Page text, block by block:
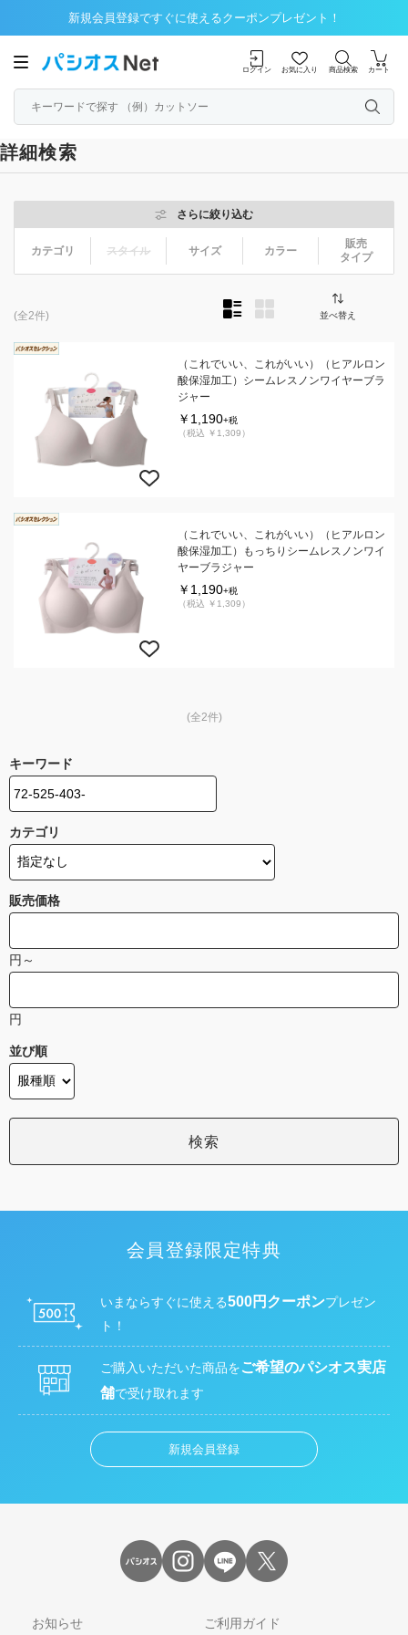
新規会員登録ですぐに使えるクーポンプレゼント！
ログイン お気に入り 商品検索 カート
詳細検索
さらに絞り込む
カテゴリ スタイル サイズ カラー
販売
タイプ
(全2件) 並べ替え
（これでいい、これがいい）（ヒアルロン
酸保湿加工）シームレスノンワイヤーブラ
ジャー
￥1,190+税
（税込 ￥1,309）
（これでいい、これがいい）（ヒアルロン
酸保湿加工）もっちりシームレスノンワイ
ヤーブラジャー
￥1,190+税
（税込 ￥1,309）
(全2件)
キーワード
カテゴリ
販売価格
円～
円
並び順
会員登録限定特典
いまならすぐに使える500円クーポンプレゼン
ト！
ご購入いただいた商品をご希望のパシオス実店
舗で受け取れます
新規会員登録
お知らせ ご利用ガイド